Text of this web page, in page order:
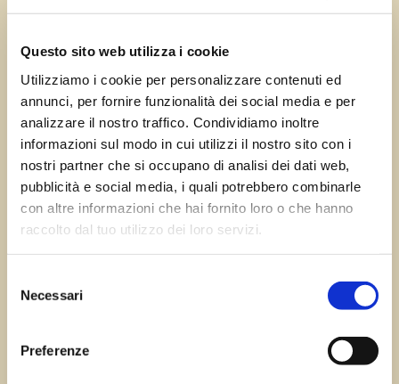
Questo sito web utilizza i cookie
Utilizziamo i cookie per personalizzare contenuti ed
annunci, per fornire funzionalità dei social media e per
analizzare il nostro traffico. Condividiamo inoltre
informazioni sul modo in cui utilizzi il nostro sito con i
nostri partner che si occupano di analisi dei dati web,
pubblicità e social media, i quali potrebbero combinarle
con altre informazioni che hai fornito loro o che hanno
raccolto dal tuo utilizzo dei loro servizi.
delNecessari
Preferenze
← Precedente: San Rocco
Successivo:
Prato Carnico
→
Errore:Modulo di contatto non trovato.
Sagre FVG